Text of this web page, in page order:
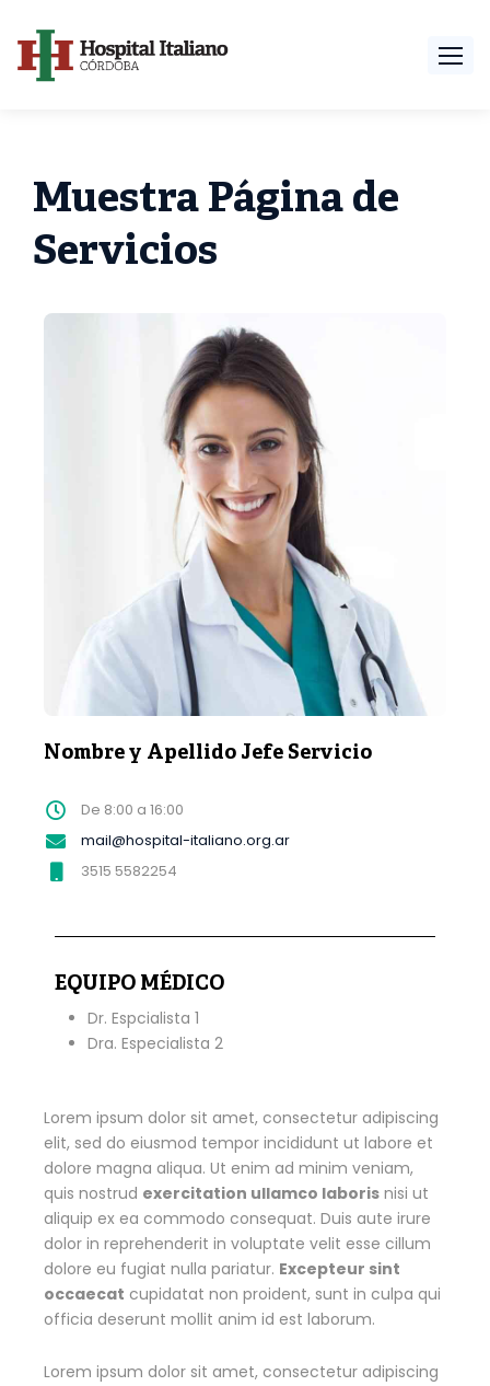
Muestra Página de
Servicios
Nombre y Apellido Jefe Servicio
De 8:00 a 16:00
mail@hospital-italiano.org.ar
3515 5582254
EQUIPO MÉDICO
Dr. Espcialista 1
Dra. Especialista 2
Lorem ipsum dolor sit amet, consectetur adipiscing
elit, sed do eiusmod tempor incididunt ut labore et
dolore magna aliqua. Ut enim ad minim veniam,
quis nostrud exercitation ullamco laboris nisi ut
aliquip ex ea commodo consequat. Duis aute irure
dolor in reprehenderit in voluptate velit esse cillum
dolore eu fugiat nulla pariatur. Excepteur sint
occaecat cupidatat non proident, sunt in culpa qui
officia deserunt mollit anim id est laborum.
Lorem ipsum dolor sit amet, consectetur adipiscing